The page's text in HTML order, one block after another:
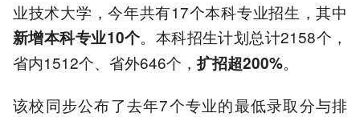
业技术大学，今年共有17个本科专业招生，其中
新增本科专业10个。本科招生计划总计2158个，
省内1512个、省外646个， 扩招超200%。
该校同步公布了去年7个专业的最低录取分与排